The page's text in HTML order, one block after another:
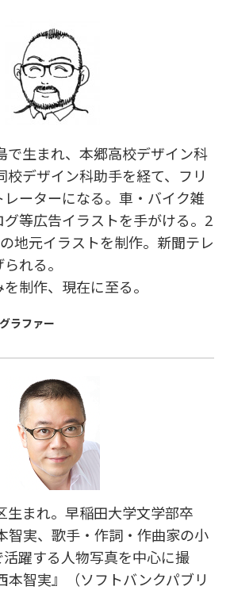
で生まれ、本郷高校デザイン科
校デザイン科助手を経て、フリ
ーターになる。車・バイク雑
等広告イラストを手がける。2
地元イラストを制作。新聞テレ
れる。
制作、現在に至る。
ラファー
生まれ。早稲田大学文学部卒
智実、歌手・作詞・作曲家の小
躍する人物写真を中心に撮
本智実』（ソフトバンクパブリ